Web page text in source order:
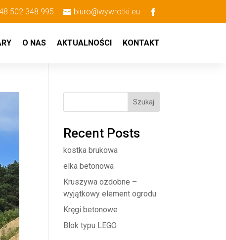
502 348 995 biuro@wywrotki.eu
O NAS AKTUALNOŚCI KONTAKT
Szukaj
Recent Posts
kostka brukowa
elka betonowa
Kruszywa ozdobne –
wyjątkowy element ogrodu
Kręgi betonowe
Blok typu LEGO